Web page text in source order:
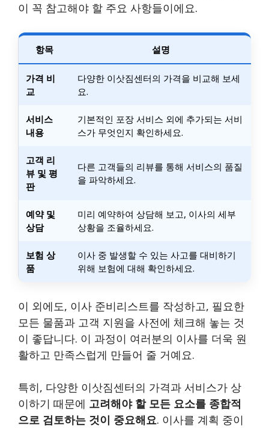
이 꼭 참고해야 할 주요 사항들이에요.
항목 설명
가격 비
교
다양한 이삿짐센터의 가격을 비교해 보세
요.
서비스
내용
기본적인 포장 서비스 외에 추가되는 서비
스가 무엇인지 확인하세요.
고객 리
뷰 및 평
판
다른 고객들의 리뷰를 통해 서비스의 품질
을 파악하세요.
예약 및
상담
미리 예약하여 상담해 보고, 이사의 세부
상황을 조율하세요.
보험 상
품
이사 중 발생할 수 있는 사고를 대비하기
위해 보험에 대해 확인하세요.
이 외에도, 이사 준비리스트를 작성하고, 필요한
모든 물품과 고객 지원을 사전에 체크해 놓는 것
이 좋답니다. 이 과정이 여러분의 이사를 더욱 원
활하고 만족스럽게 만들어 줄 거예요.
특히, 다양한 이삿짐센터의 가격과 서비스가 상
이하기 때문에 고려해야 할 모든 요소를 종합적
으로 검토하는 것이 중요해요. 이사를 계획 중이